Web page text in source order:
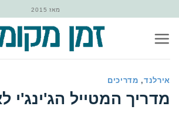
content
מאז 2015
אירלנד, מדריכים
‏מדריך המטייל הג'ינג'י